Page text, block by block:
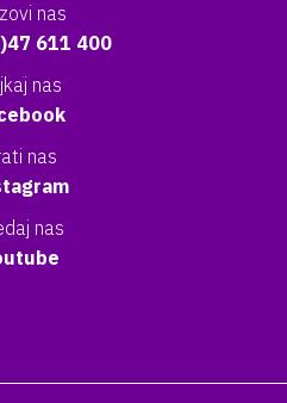
nas
611 400
nas
nas
nas